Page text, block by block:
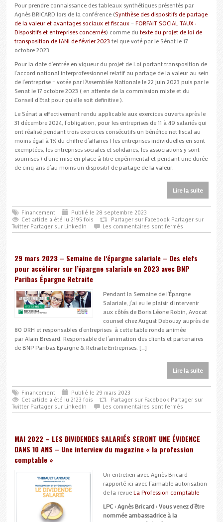
Pour prendre connaissance des tableaux synthétiques présentés par
Agnès BRICARD lors de la conférence (Synthèse des dispositifs de partage
de la valeur et avantages sociaux et fiscaux–FORFAIT SOCIAL TAUX :
Dispositifs et entreprises concernés) comme du texte du projet de loi de
transposition de l’ANI de février 2023 tel que voté par le Sénat le 17
octobre 2023.
Pour la date d’entrée en vigueur du projet de Loi portant transposition de
l’accord national interprofessionnel relatif au partage de la valeur au sein
de l’entreprise – votée par l’Assemblée Nationale le 22 juin 2023 puis par le
Senat le 17 octobre 2023 ( en attente de la commission mixte et du
Conseil d’Etat pour qu’elle soit definitive ).
Le Sénat a effectivement rendu applicable aux exercices ouverts après le
31 décembre 2024, l’obligation, pour les entreprises de 11 à 49 salariés qui
ont réalisé pendant trois exercices consécutifs un bénéfice net fiscal au
moins égal à 1% du chiffre d’affaires ( les entreprises individuelles en sont
exemptées, les entreprises sociales et solidaires, les associations y sont
soumises ) d’une mise en place à titre expérimental et pendant une durée
de cinq ans d’au moins un dispositif de partage de la valeur.
Lire la suite
Financement
Publié le 28 septembre 2023
Cet article a été lu 2195 fois
Partager sur Facebook Partager sur
Twitter Partager sur LinkedIn Les commentaires sont fermés
29 mars 2023 – Semaine de l’épargne salariale – Des clefs
pour accélérer sur l’épargne salariale en 2023 avec BNP
Paribas Épargne Retraite
Pendant la Semaine de l’Épargne
Salariale, j’ai eu le plaisir d’intervenir
aux côtés de Boris Léone Robin, Avocat
counsel chez August Debouzy auprès de
80 DRH et responsables d’entreprises à cette table ronde animée
par Alain Bresard, Responsable de l’animation des clients et partenaires
de BNP Paribas Epargne & Retraite Entreprises. […]
Lire la suite
Financement
Publié le 29 mars 2023
Cet article a été lu 2123 fois
Partager sur Facebook Partager sur
Twitter Partager sur LinkedIn Les commentaires sont fermés
MAI 2022 – LES DIVIDENDES SALARIÉS SERONT UNE ÉVIDENCE
DANS 10 ANS – Une interview du magazine « la profession
comptable »
Un entretien avec Agnès Bricard
rapporté ici avec l’aimable autorisation
de la revueLa Profession comptable
LPC : Agnès Bricard : Vous venez d’être
nommée ambassadrice à la